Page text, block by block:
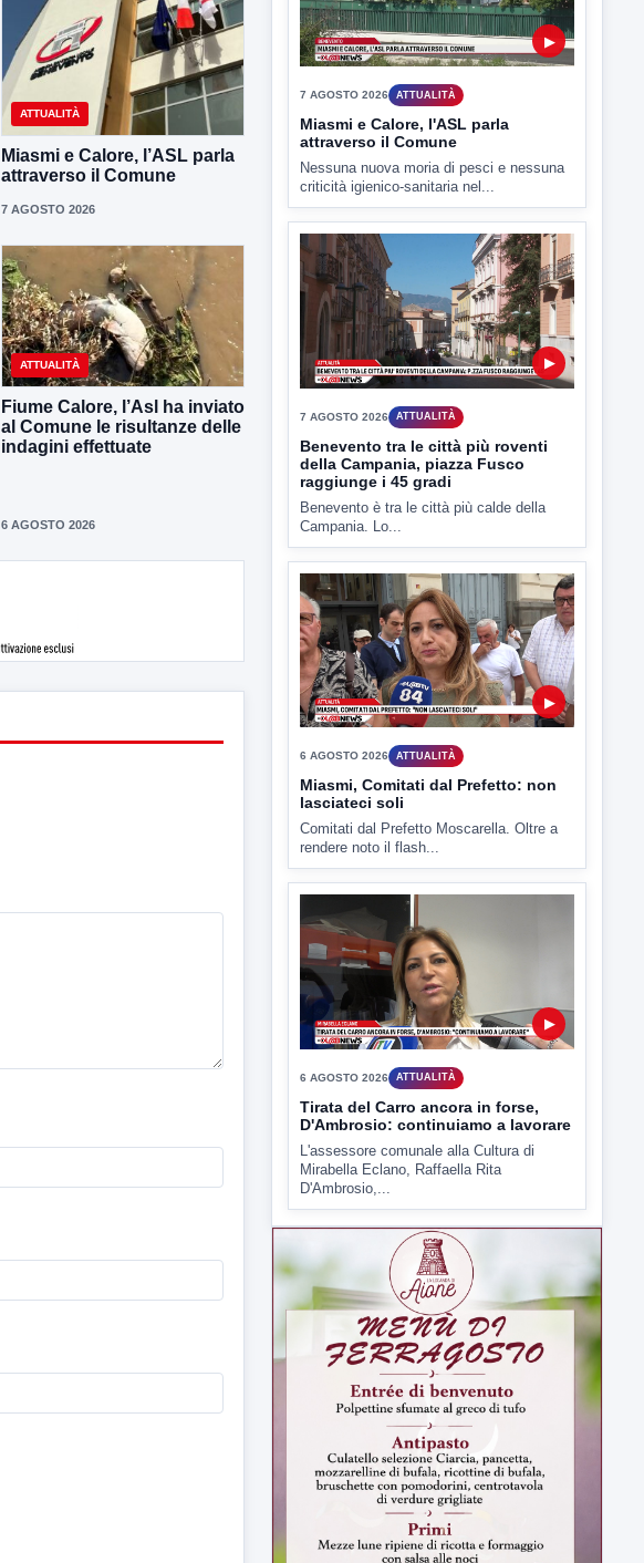
ATTUALITÀ
Miasmi e Calore, l’ASL parla
attraverso il Comune
7 AGOSTO 2026
ATTUALITÀ
Fiume Calore, l’Asl ha inviato
al Comune le risultanze delle
indagini effettuate
6 AGOSTO 2026
VIDEO ATTUALITÀ
▶
7 AGOSTO 2026 ATTUALITÀ
Miasmi e Calore, l'ASL parla
attraverso il Comune
Nessuna nuova moria di pesci e nessuna
criticità igienico-sanitaria nel...
▶
7 AGOSTO 2026 ATTUALITÀ
Benevento tra le città più roventi
della Campania, piazza Fusco
raggiunge i 45 gradi
Benevento è tra le città più calde della
Campania. Lo...
6 AGOSTO 2026 ATTUALITÀ
Miasmi, Comitati dal Prefetto: non
lasciateci soli
Comitati dal Prefetto Moscarella. Oltre a
rendere noto il flash...
6 AGOSTO 2026 ATTUALITÀ
Tirata del Carro ancora in forse,
D'Ambrosio: continuiamo a lavorare
L'assessore comunale alla Cultura di
Mirabella Eclano, Raffaella Rita
D'Ambrosio,...